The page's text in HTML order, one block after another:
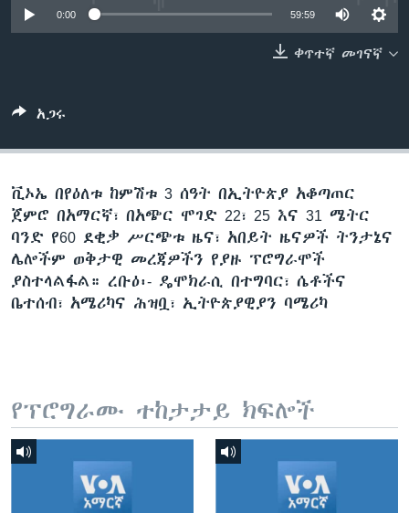
0:00 59:59
ቀጥተኛ መገናኛ
አጋሩ
ቪኦኤ በየዕለቱ ከምሽቱ 3 ሰዓት በኢትዮጵያ አቆጣጠር
ጀምሮ በአማርኛ፣ በአጭር ሞገድ 22፣ 25 እና 31 ሜትር
ባንድ የ60 ደቂቃ ሥርጭቱ ዜና፣ አበይት ዜናዎች ትንታኔና
ሌሎችም ወቅታዊ መረጃዎችን የያዙ ፕሮግራሞች
ያስተላልፋል። ረቡዕ፡- ዴሞክራሲ በተግባር፣ ሴቶችና
ቤተሰብ፣ አሜሪካና ሕዝቧ፣ ኢትዮጵያዊያን ባሜሪካ
የፕሮግራሙ ተከታታይ ክፍሎች